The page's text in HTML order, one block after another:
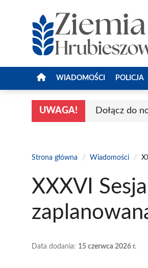
WIADOMOŚCI POLICJA
UWAGA! Dołącz do
Strona główna / Wiadomości /
XXXVI
Data dodania: 15 czerwca 2026 r.